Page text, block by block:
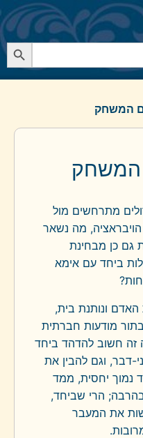
המשחק
המשחק
מתרחשים מול
הויבראציה, מה נשאר
גם כן מבחינת
ביחד עם אימא
ונותנת בית,
מודעות חברתית
זה חשוב להדהד ביחד
דבר, וגם להבין את
נמוך יחסית, ממד
הרי שביחד,
את המעבר